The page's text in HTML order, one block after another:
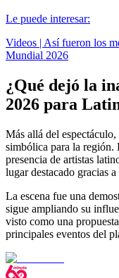
Le puede interesar:
Videos | Así fueron los
Mundial 2026
¿Qué dejó la
2026 para
Más allá del
simbólica para la región.
presencia de artistas
lugar destacado gracias a
La escena fue una
sigue ampliando su
visto como una
principales eventos del